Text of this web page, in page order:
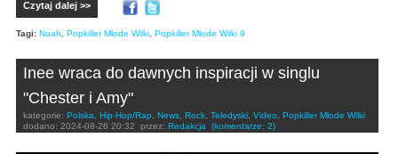
Czytaj dalej >>
Tagi: Noah Popkiller Młode Wilki Popkiller Młode Wilki 9
Inee wraca do dawnych inspiracji w singlu
"Chester i Amy"
kategorie: Polska Hip-Hop/Rap News Rock Teledyski Video
Popkiller Młode Wilki
dodano: 2024-08-26 20:32 przez: Redakcja (komentarze: 2)